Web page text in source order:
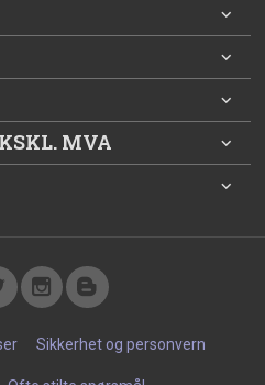
MVA
Sikkerhet og personvern